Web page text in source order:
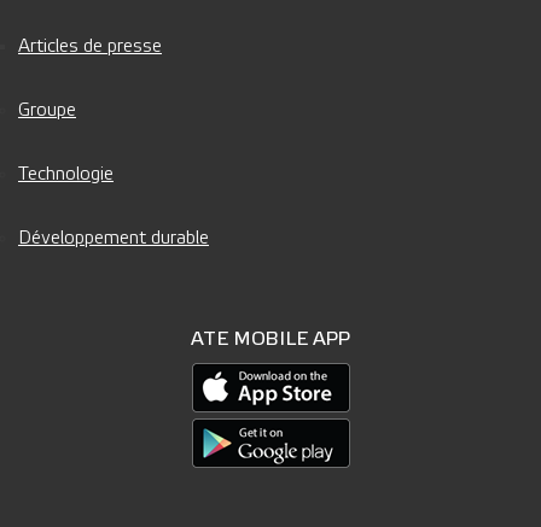
Articles de presse
Groupe
Technologie
Développement durable
ATE MOBILE APP